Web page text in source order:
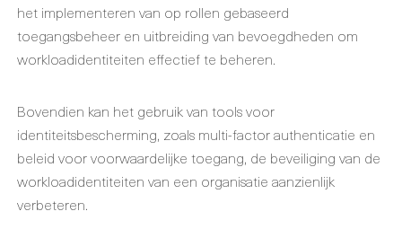
het implementeren van op rollen gebaseerd
toegangsbeheer en uitbreiding van bevoegdheden om
workloadidentiteiten effectief te beheren.
Bovendien kan het gebruik van tools voor
identiteitsbescherming, zoals multi-factor authenticatie en
beleid voor voorwaardelijke toegang, de beveiliging van de
workloadidentiteiten van een organisatie aanzienlijk
verbeteren.